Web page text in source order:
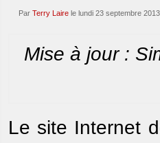
Par Terry Laire le lundi 23 septembre
Mise à jour :
Le site Internet